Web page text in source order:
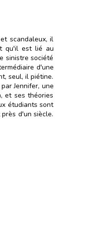
scandaleux, il
qu'il est lié au
sinistre société
d'une
seul, il piétine.
Jennifer, une
et ses théories
étudiants sont
d'un siècle.